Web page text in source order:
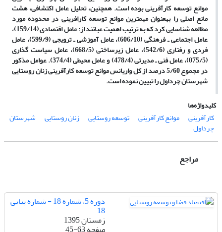
موانع توسعه کارآفرینی بوده است. همچنین، تحلیل عامل اکتشافی، هشت
مانع اصلی را به­عنوان مهم­ترین موانع توسعه کارافرینی در محدوده مورد
مطالعه شناسایی کرد که به ترتیب اهمیت عباتند از: عامل اقتصادی (159/14)،
عامل اجتماعی ـ فرهنگی (606/10)، عامل آموزشی ـ ترویجی (599/9)، عامل
فردی و رفتاری (542/6)، عامل زیرساختی (668/5)، عامل سیاست­ گذاری
(075/5)، عامل فنی ـ مدیرتی (478/4) و عامل محیطی (374/4). عوامل مذکور
در مجموع 5/60 درصد از کل واریانس موانع توسعه کارآفرینی زنان روستایی
شهرستان چرداول را تبیین نموده است.
کلیدواژه‌ها
کارآفرینی
موانع کارآفرینی توسعه روستایی زنان روستایی شهرستان
چرداول
مراجع
دوره 5، شماره 18 - شماره پیاپی
18
زمستان 1395